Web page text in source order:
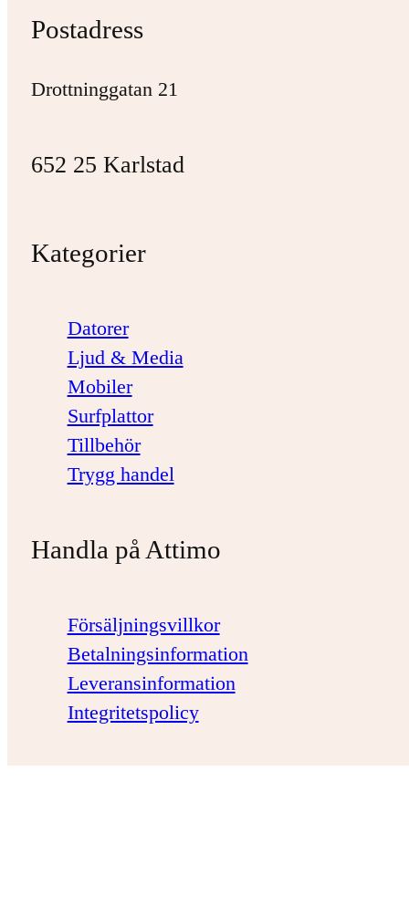
Postadress
Drottninggatan 21
652 25 Karlstad
Kategorier
Datorer
Ljud & Media
Mobiler
Surfplattor
Tillbehör
Trygg handel
Handla på Attimo
Försäljningsvillkor
Betalningsinformation
Leveransinformation
Integritetspolicy